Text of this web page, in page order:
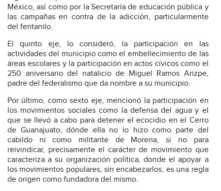
México, así como por la Secretaría de educación pública y
las campañas en contra de la adicción, particularmente
del fentanilo.
El quinto eje, lo consideró, la participación en las
actividades del municipio como el embellecimiento de las
áreas escolares y la participación en actos cívicos como el
250 aniversario del natalicio de Miguel Ramos Arizpe,
padre del federalismo que da nombre a su municipio.
Por último, como sexto eje, mencionó la participación en
los movimientos sociales como la defensa del agua y el
que se llevó a cabo para detener el ecocidio en el Cerro
de Guanajuato, dónde ella no lo hizo como parte del
cabildo ni como militante de Morena, si no para
reivindicar, precisamente el carácter de movimiento que
caracteriza a su organización política, donde el apoyar a
los movimientos populares, sin encabezarlos, es una regla
de origen como fundadora del mismo.